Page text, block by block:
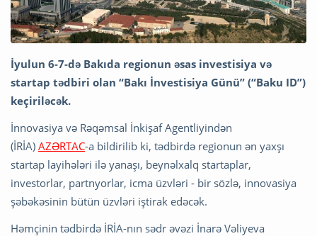
İyulun 6-7-də Bakıda regionun əsas investisiya və
startap tədbiri olan “Bakı İnvestisiya Günü” (“Baku ID”)
keçiriləcək.
İnnovasiya və Rəqəmsal İnkişaf Agentliyindən
(İRİA) AZƏRTAC-a bildirilib ki, tədbirdə regionun ən yaxşı
startap layihələri ilə yanaşı, beynəlxalq startaplar,
investorlar, partnyorlar, icma üzvləri - bir sözlə, innovasiya
şəbəkəsinin bütün üzvləri iştirak edəcək.
Həmçinin tədbirdə İRİA-nın sədr əvəzi İnarə Vəliyeva